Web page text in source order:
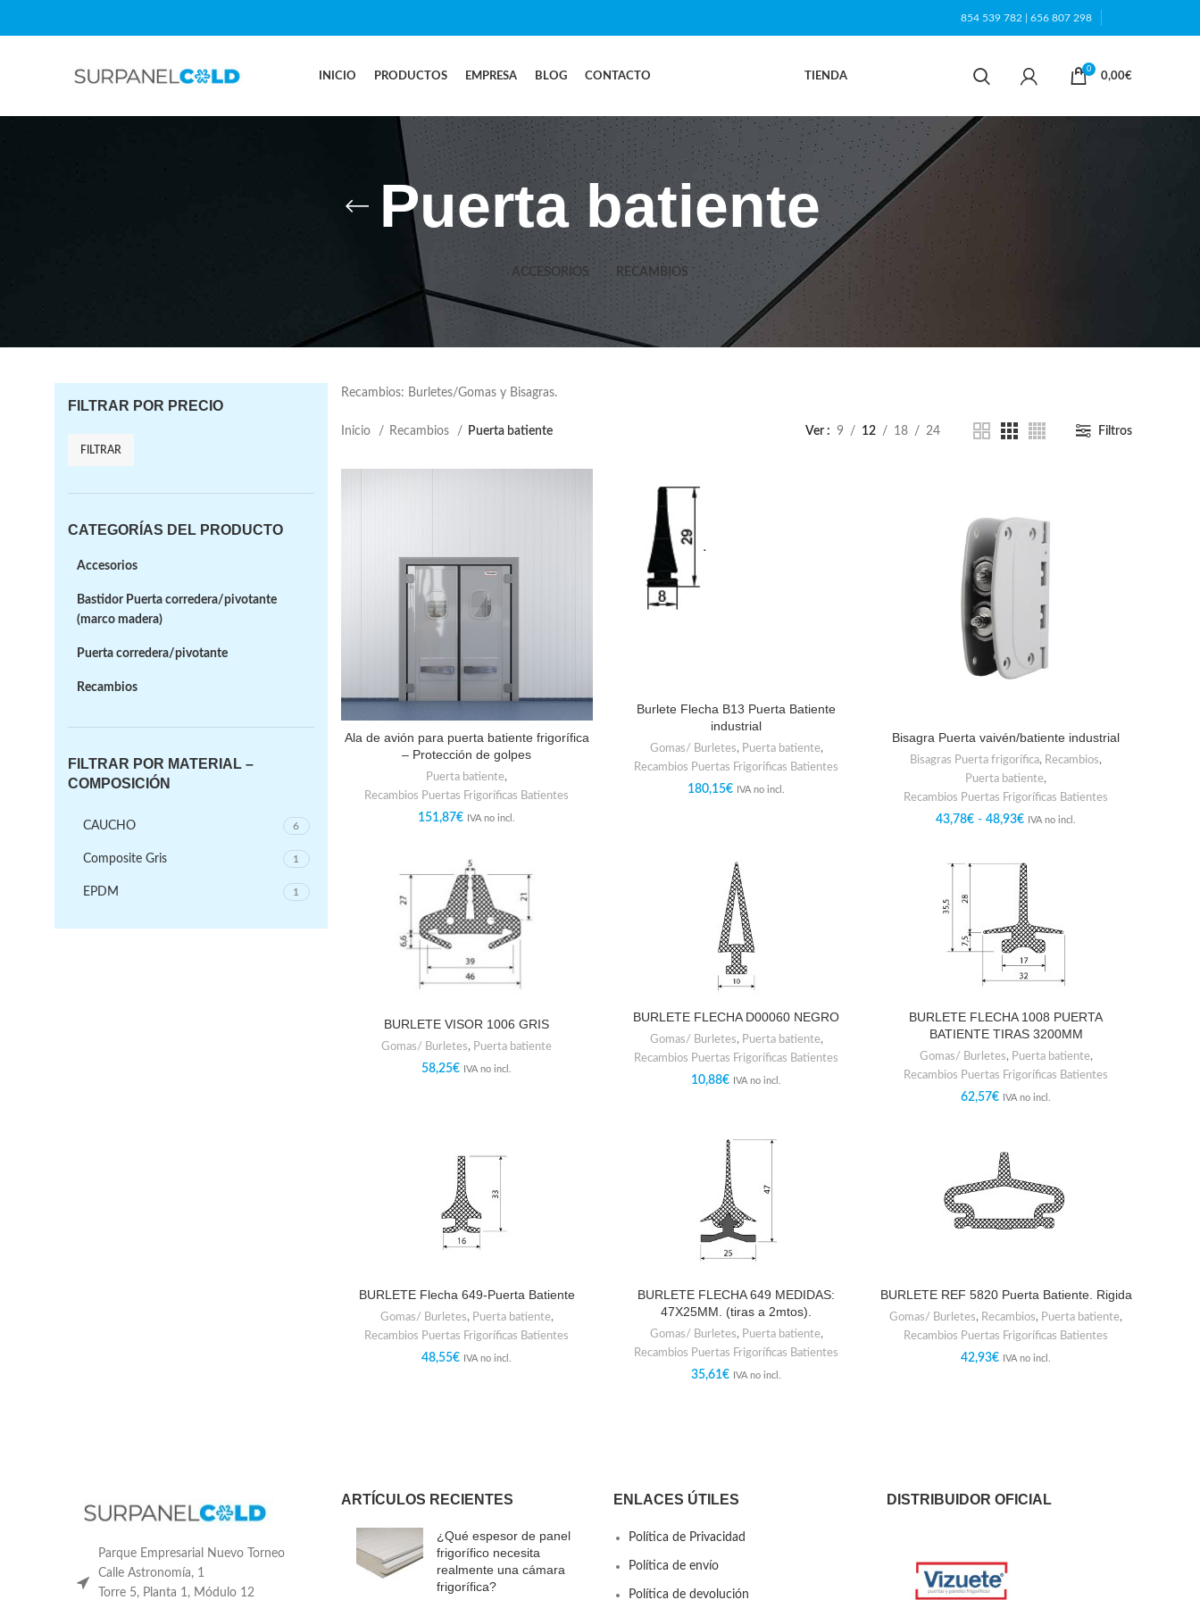
854 539 782 656 807 298
INICIO PRODUCTOS EMPRESA BLOG CONTACTO TIENDA
0
0,00€
Puerta batiente
ACCESORIOS RECAMBIOS
FILTRAR POR PRECIO
FILTRAR
CATEGORÍAS DEL PRODUCTO
Accesorios
Bastidor Puerta corredera/pivotante
(marco madera)
Puerta corredera/pivotante
Recambios
FILTRAR POR MATERIAL –
COMPOSICIÓN
CAUCHO 6
Composite Gris 1
EPDM 1
Recambios: Burletes/Gomas y Bisagras.
Inicio Recambios Puerta batiente Ver 9 12 18 24 Filtros
Ala de avión para puerta batiente frigorífica
– Protección de golpes
Puerta batiente,
Recambios Puertas Frigoríficas Batientes
151,87€ IVA no incl.
Burlete Flecha B13 Puerta Batiente
industrial
Gomas/ Burletes, Puerta batiente,
Recambios Puertas Frigoríficas Batientes
180,15€ IVA no incl.
Bisagra Puerta vaivén/batiente industrial
Bisagras Puerta frigorífica, Recambios,
Puerta batiente,
Recambios Puertas Frigoríficas Batientes
43,78€ - 48,93€ IVA no incl.
BURLETE VISOR 1006 GRIS
Gomas/ Burletes, Puerta batiente
58,25€ IVA no incl.
BURLETE FLECHA D00060 NEGRO
Gomas/ Burletes, Puerta batiente,
Recambios Puertas Frigoríficas Batientes
10,88€ IVA no incl.
BURLETE FLECHA 1008 PUERTA
BATIENTE TIRAS 3200MM
Gomas/ Burletes, Puerta batiente,
Recambios Puertas Frigoríficas Batientes
62,57€ IVA no incl.
BURLETE Flecha 649-Puerta Batiente
Gomas/ Burletes, Puerta batiente,
Recambios Puertas Frigoríficas Batientes
48,55€ IVA no incl.
BURLETE FLECHA 649 MEDIDAS:
47X25MM. (tiras a 2mtos).
Gomas/ Burletes, Puerta batiente,
Recambios Puertas Frigoríficas Batientes
35,61€ IVA no incl.
BURLETE REF 5820 Puerta Batiente. Rigida
Gomas/ Burletes, Recambios, Puerta batiente,
Recambios Puertas Frigoríficas Batientes
42,93€ IVA no incl.
Parque Empresarial Nuevo Torneo
Calle Astronomía, 1
Torre 5, Planta 1, Módulo 12
ARTÍCULOS RECIENTES
¿Qué espesor de panel
frigorífico necesita
realmente una cámara
frigorífica?
ENLACES ÚTILES
Política de Privacidad
Política de envío
Política de devolución
DISTRIBUIDOR OFICIAL